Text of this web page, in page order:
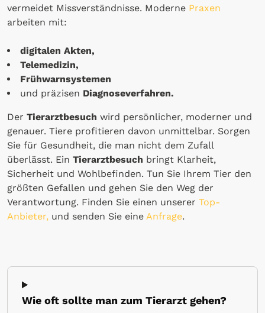
vermeidet Missverständnisse. Moderne Praxen
arbeiten mit:
digitalen Akten,
Telemedizin,
Frühwarnsystemen
und präzisen Diagnoseverfahren.
Der Tierarztbesuch wird persönlicher, moderner und
genauer. Tiere profitieren davon unmittelbar. Sorgen
Sie für Gesundheit, die man nicht dem Zufall
überlässt. Ein Tierarztbesuch bringt Klarheit,
Sicherheit und Wohlbefinden. Tun Sie Ihrem Tier den
größten Gefallen und gehen Sie den Weg der
Verantwortung. Finden Sie einen unserer Top-
Anbieter, und senden Sie eine Anfrage.
Wie oft sollte man zum Tierarzt gehen?